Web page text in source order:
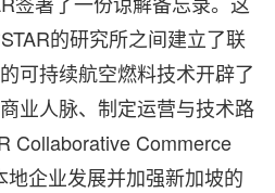
的研究所之间建立了联
可持续航空燃料技术开辟了
业人脉、制定运营与技术路
Collaborative Commerce
企业发展并加强新加坡的